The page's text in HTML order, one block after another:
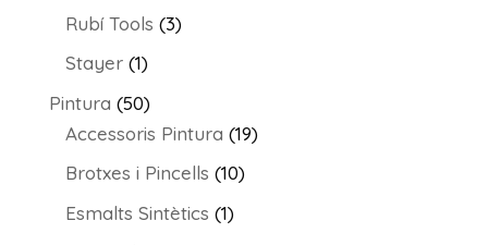
productes
Rubí Tools 33
Stayer 11
producte
Pintura 5050
productes
Accessoris Pintura 1919
Brotxes i Pincells 1010
Esmalts Sintètics 11